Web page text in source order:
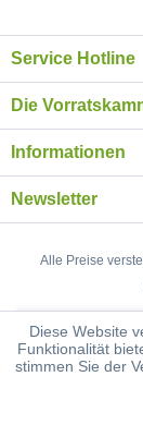
Service Hotline
Die
Informationen
Newsletter
Alle Preise
Diese Website
Funktionalität
stimmen Sie der